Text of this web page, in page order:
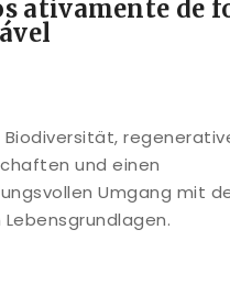
ativamente de
Biodiversität,
und einen
Umgang mit